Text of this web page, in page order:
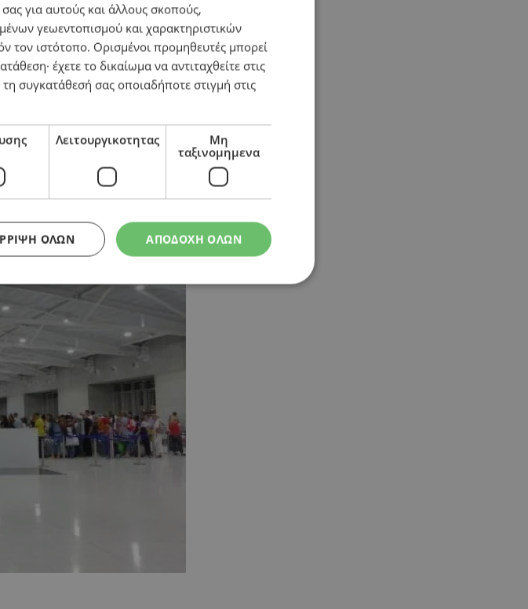
για αυτούς και άλλους σκοπούς,
γεωεντοπισμού και χαρακτηριστικών
τον ιστότοπο. Ορισμένοι προμηθευτές μπορεί
έχετε το δικαίωμα να αντιταχθείτε στις
συγκατάθεσή σας οποιαδήποτε στιγμή στις
Λειτουργικοτητας
Μη
ταξινομημενα
ΑΠΟΔΟΧΗ ΟΛΩΝ
ΌΛΩΝ